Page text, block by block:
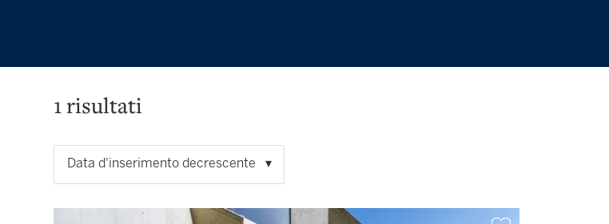
1 risultati
Data d'inserimento decrescente